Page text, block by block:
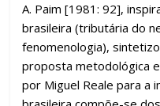
A. Paim [1981: 92],
brasileira (tributária do
fenomenologia),
proposta metodológica
por Miguel Reale para a